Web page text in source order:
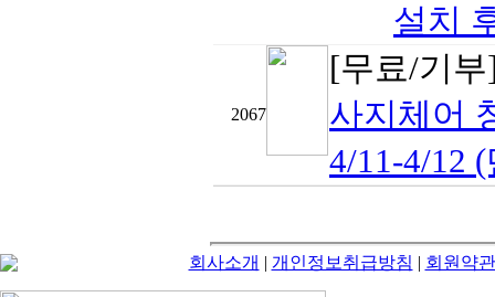
설치
2067
[무료/기
사지체어
4/11-4/12
회사소개 | 개인정보취급방침 | 회원약관